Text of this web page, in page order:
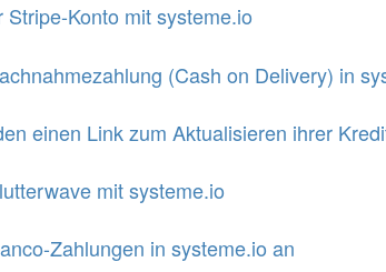
Konto mit systeme.io
(Cash on Delivery) in
einen Link zum Aktualisieren ihrer
mit systeme.io
Zahlungen in systeme.io an